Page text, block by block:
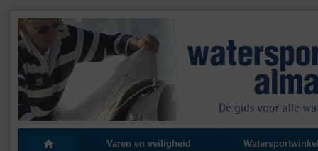
Varen en veiligheid